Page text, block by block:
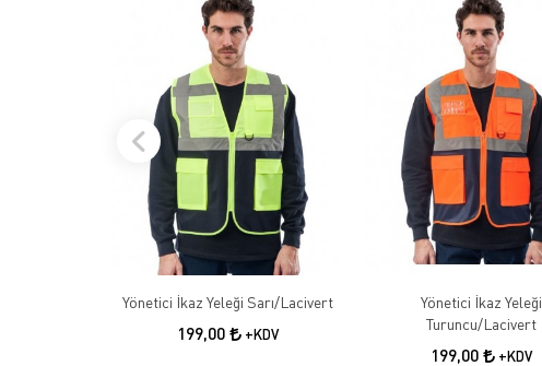
Yönetici İkaz Yeleği Sarı/Lacivert
199,00 +KDV
Yönetici İkaz Yeleği
Turuncu/Lacivert
199,00 +KDV